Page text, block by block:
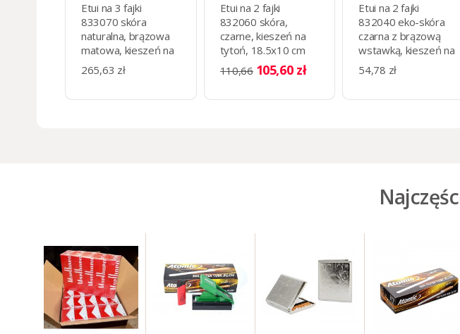
Etui na 3 fajki
833070 skóra
naturalna, brązowa
matowa, kieszeń na
tytoń, 12x20 cm
265,63 zł
Etui na 2 fajki
832060 skóra,
czarne, kieszeń na
tytoń, 18.5x10 cm
110,66 105,60 zł
Etui na 2 fajki
832040 eko-skóra
czarna z brązową
wstawką, kieszeń na
tytoń 20x11.5 cm
54,78 zł